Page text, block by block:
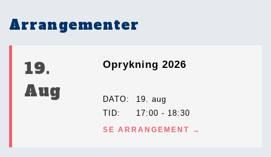
Arrangementer
19.
Aug
Oprykning 2026
DATO
19. aug
TID
17:00 - 18:30
SE ARRANGEMENT